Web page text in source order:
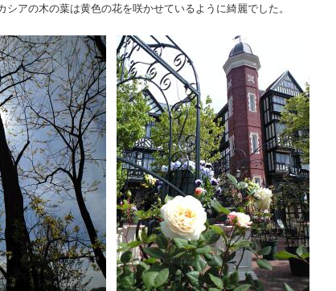
シアの木の葉は黄色の花を咲かせているように綺麗でした。